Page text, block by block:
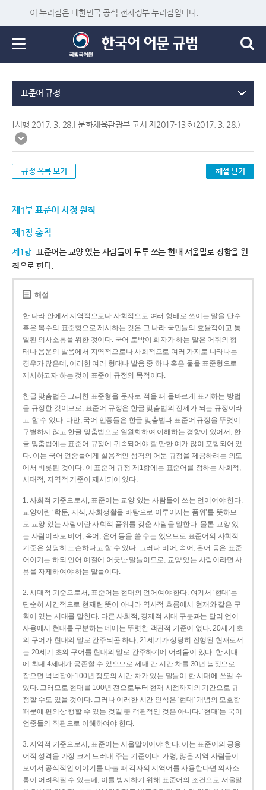
이 누리집은 대한민국 공식 전자정부 누리집입니다.
표준어 규정
[시행 2017. 3. 28.] 문화체육관광부 고시 제2017-13호(2017. 3. 28.)
규정 목록 보기 해설 닫기
제1부 표준어 사정 원칙
제1장 총칙
제1항 표준어는 교양 있는 사람들이 두루 쓰는 현대 서울말로 정함을 원
칙으로 한다.
해설
한 나라 안에서 지역적으로나 사회적으로 여러 형태로 쓰이는 말을 단수
혹은 복수의 표준형으로 제시하는 것은 그 나라 국민들의 효율적이고 통
일된 의사소통을 위한 것이다. 국어 토박이 화자가 하는 말은 어휘의 형
태나 음운의 발음에서 지역적으로나 사회적으로 여러 가지로 나타나는
경우가 많은데, 이러한 여러 형태나 발음 중 하나 혹은 둘을 표준형으로
제시하고자 하는 것이 표준어 규정의 목적이다.
한글 맞춤법은 그러한 표준형을 문자로 적을 때 올바르게 표기하는 방법
을 규정한 것이므로, 표준어 규정은 한글 맞춤법의 전제가 되는 규정이라
고 할 수 있다. 다만, 국어 언중들은 한글 맞춤법과 표준어 규정을 뚜렷이
구별하지 않고 한글 맞춤법으로 일원화하여 이해하는 경향이 있어서, 한
글 맞춤법에는 표준어 규정에 귀속되어야 할 만한 예가 많이 포함되어 있
다. 이는 국어 언중들에게 실용적인 성격의 어문 규정을 제공하려는 의도
에서 비롯된 것이다. 이 표준어 규정 제1항에는 표준어를 정하는 사회적,
시대적, 지역적 기준이 제시되어 있다.
1. 사회적 기준으로서, 표준어는 교양 있는 사람들이 쓰는 언어여야 한다.
교양이란 ‘학문, 지식, 사회생활을 바탕으로 이루어지는 품위’를 뜻하므
로 교양 있는 사람이란 사회적 품위를 갖춘 사람을 말한다. 물론 교양 있
는 사람이라도 비어, 속어, 은어 등을 쓸 수는 있으므로 표준어의 사회적
기준은 상당히 느슨하다고 할 수 있다. 그러나 비어, 속어, 은어 등은 표준
어이기는 하되 언어 예절에 어긋난 말들이므로, 교양 있는 사람이라면 사
용을 자제하여야 하는 말들이다.
2. 시대적 기준으로서, 표준어는 현대의 언어여야 한다. 여기서 ‘현대’는
단순히 시간적으로 현재란 뜻이 아니라 역사적 흐름에서 현재와 같은 구
획에 있는 시대를 말한다. 다른 사회적, 경제적 시대 구분과는 달리 언어
사용에서 현대를 구분하는 데에는 뚜렷한 객관적 기준이 없다. 20세기 초
의 구어가 현대의 말로 간주되곤 하나, 21세기가 상당히 진행된 현재로서
는 20세기 초의 구어를 현대의 말로 간주하기에 어려움이 있다. 한 시대
에 최대 4세대가 공존할 수 있으므로 세대 간 시간 차를 30년 남짓으로
잡으면 넉넉잡아 100년 정도의 시간 차가 있는 말들이 한 시대에 쓰일 수
있다. 그러므로 현대를 100년 전으로부터 현재 시점까지의 기간으로 규
정할 수도 있을 것이다. 그러나 이러한 시간 인식은 ‘현대’ 개념의 모호함
때문에 편의상 행할 수 있는 것일 뿐 객관적인 것은 아니다. ‘현대’는 국어
언중들의 직관으로 이해하여야 한다.
3. 지역적 기준으로서, 표준어는 서울말이어야 한다. 이는 표준어의 공용
어적 성격을 가장 크게 드러내 주는 기준이다. 가령, 많은 지역 사람들이
모여서 공식적인 이야기를 나눌 때 각자의 지역어를 사용한다면 의사소
통이 어려워질 수 있는데, 이를 방지하기 위해 표준어의 조건으로 서울말